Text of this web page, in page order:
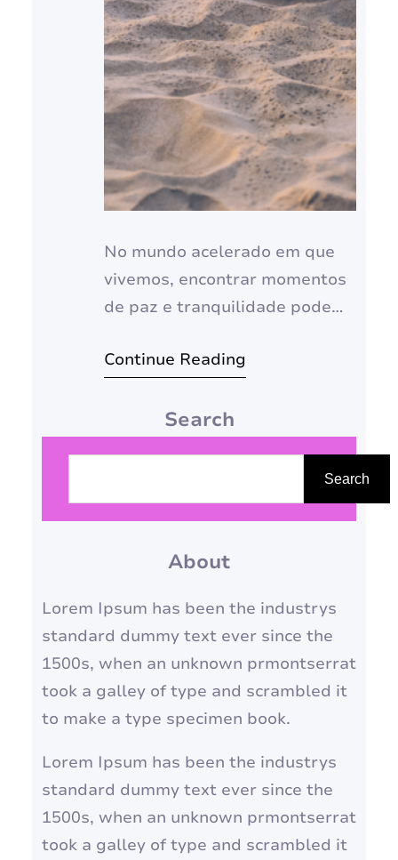
No mundo acelerado em que
vivemos, encontrar momentos
de paz e tranquilidade pode
estresse, a ansiedade e as
se acumular, afetando nossa
entanto, relaxar é essencial
para manter o equilíbrio e o
bem-estar. Neste artigo,
exploraremos diversas dicas e
Continue Reading
Search
s
a
r
Search
About
Lorem Ipsum has been the industrys
standard dummy text ever since the
1500s, when an unknown prmontserrat
took a galley of type and scrambled it
to make a type specimen book.
Lorem Ipsum has been the industrys
standard dummy text ever since the
1500s, when an unknown prmontserrat
took a galley of type and scrambled it